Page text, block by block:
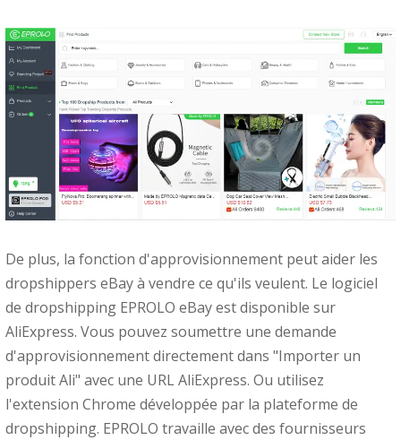
De plus, la fonction d'approvisionnement peut aider les
dropshippers eBay à vendre ce qu'ils veulent. Le logiciel
de dropshipping EPROLO eBay est disponible sur
AliExpress. Vous pouvez soumettre une demande
d'approvisionnement directement dans "Importer un
produit Ali" avec une URL AliExpress. Ou utilisez
l'extension Chrome développée par la plateforme de
dropshipping. EPROLO travaille avec des fournisseurs